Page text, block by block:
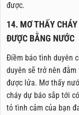
được.
14. MƠ THẤY
ĐƯỢC BẰNG NƯỚC
Điềm báo tình duyên
duyên sẽ trở nên
được lửa. Mơ thấy
cháy dự báo sắp tới
tỏ tình cảm của bạn